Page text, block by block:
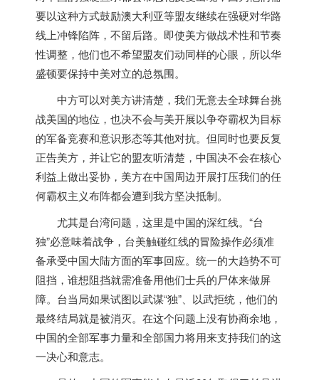
要以这种方式鼓励澳大利亚等盟友继续在强硬对华路
线上冲锋陷阵，不留后路。即使美方做战术性和节奏
性调整，他们也不希望盟友们动同样的心眼，所以华
盛顿要保持中美对立的总氛围。
中方可以对美方讲清楚，我们无意去全球舞台挑
战美国的地位，也决不会与美开展以争夺霸权为目标
的军备竞赛和意识形态等其他对抗。但同时也要反复
正告美方，并让它的盟友听清楚，中国决不会在核心
利益上做出妥协，美方在中国周边开展打压我们的任
何霸权主义布阵都会遭到我方坚决抵制。
尤其是台湾问题，这里是中国的深红线。“台
独”必意味着战争，台美触碰红线的冒险操作必须准
备承受中国大陆方面的军事回应。 统一的大趋势不可
阻挡，谁想阻挡就需准备用他们士兵的尸体来做屏
障。台当局如果试图以武谋“独”、以武拒统，他们的
最终结局就是被消灭。在这个问题上没有协商余地，
中国的全部军事力量和全部国力将用来支持我们的这
一决心和意志。